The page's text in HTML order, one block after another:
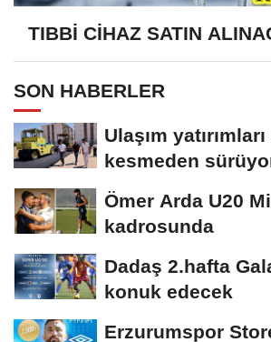
TIBBİ CİHAZ SATIN
SON HABERLER
Ulaşım yatırımları
kesmeden
Ömer Arda U20
kadrosunda
Dadaş 2.hafta
konuk edecek
Erzurumspor